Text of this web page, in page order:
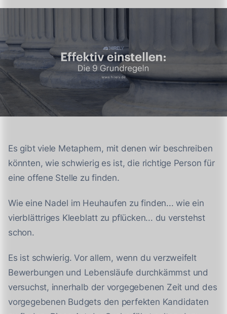
Es gibt viele Metaphern, mit denen wir beschreiben
könnten, wie schwierig es ist, die richtige Person für
eine offene Stelle zu finden.
Wie eine Nadel im Heuhaufen zu finden... wie ein
vierblättriges Kleeblatt zu pflücken... du verstehst
schon.
Es ist schwierig. Vor allem, wenn du verzweifelt
Bewerbungen und Lebensläufe durchkämmst und
versuchst, innerhalb der vorgegebenen Zeit und des
vorgegebenen Budgets den perfekten Kandidaten